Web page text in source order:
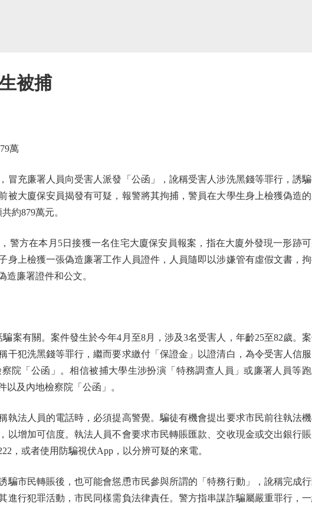
被捕
萬
廉署人員向受害人派發「公函」，訛稱受害人涉洗黑錢等罪行，誘騙
被大廈保安員揭發有可疑，報警將其拘捕，警員在大學生身上檢獲偽造
約879萬元。
方在本月5日接獲一名住宅大廈保安員報案，指在大廈外發現一形跡可
身上檢獲一張偽造廉署工作人員證件，人員隨即以涉嫌管有虛假文書，
造廉署證件和公文。
有關。案件發生於今年4月至8月，涉及3名受害人，年齡25至82歲。案
干犯洗黑錢等罪行，繼而要求繳付「保證金」以證清白，為令受害人信
院「公函」。相信被捕大學生涉扮演「特務調查人員」或廉署人員等跑
及內地檢察院「公函」。
法人員的電話時，必須提高警覺。騙徒有機會提出要求市民前往執法
以增加可信度。執法人員不會要求市民轉賬匯款、交收現金或交出銀行
，或者使用防騙視伏App，以分辨可疑的來電。
市民轉賬後，也可能會慫恿市民參與所謂的「特務行動」，訛稱完成
進行犯罪活動，市民同樣需負法律責任。警方指串謀詐騙屬嚴重罪行，